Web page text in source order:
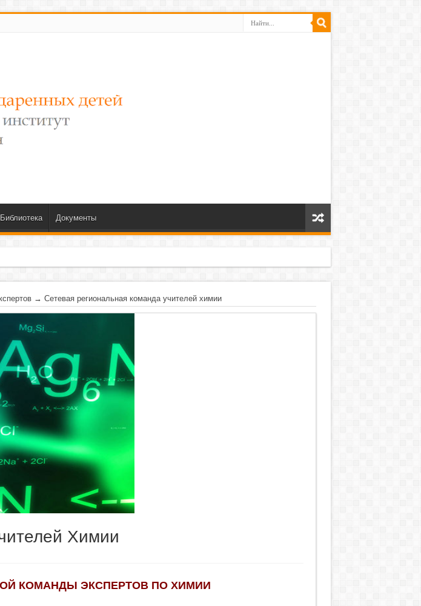
Библиотека Документы
→ Сетевая региональная команда учителей химии
Химии
КОМАНДЫ ЭКСПЕРТОВ ПО ХИМИИ